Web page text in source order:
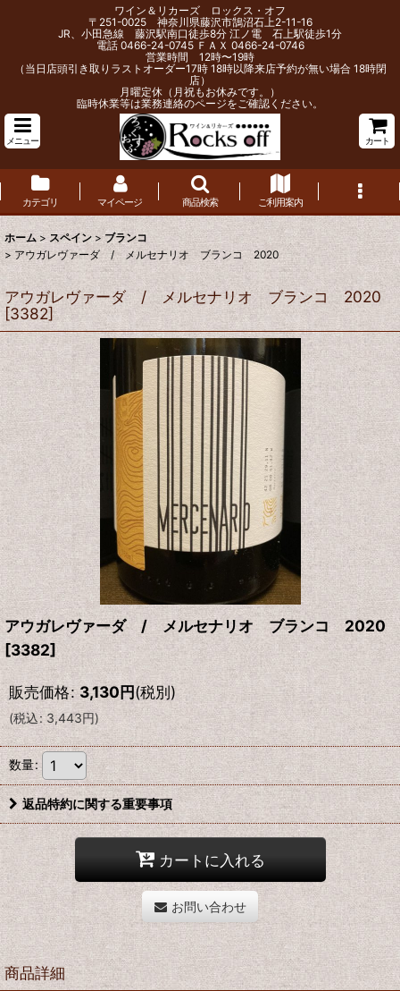
ワイン＆リカーズ ロックス・オフ
〒251-0025 神奈川県藤沢市鵠沼石上2-11-16
JR、小田急線 藤沢駅南口徒歩8分 江ノ電 石上駅徒歩1分
電話 0466-24-0745 ＦＡＸ 0466-24-0746
営業時間 12時〜19時
（当日店頭引き取りラストオーダー17時 18時以降来店予約が無い場合 18時閉
店）
月曜定休（月祝もお休みです。）
臨時休業等は業務連絡のページをご確認ください。
メニュー カート
カテゴリ マイページ 商品検索 ご利用案内
ホーム > スペイン > ブランコ
> アウガレヴァーダ / メルセナリオ ブランコ 2020
アウガレヴァーダ / メルセナリオ ブランコ 2020
[3382]
アウガレヴァーダ / メルセナリオ ブランコ 2020
[3382]
販売価格: 3,130円(税別)
(税込: 3,443円)
数量:
返品特約に関する重要事項
カートに入れる
お問い合わせ
商品詳細